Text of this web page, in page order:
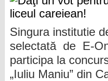
Singura institutie
selectată de E-
participa la
„Iuliu Maniu” din